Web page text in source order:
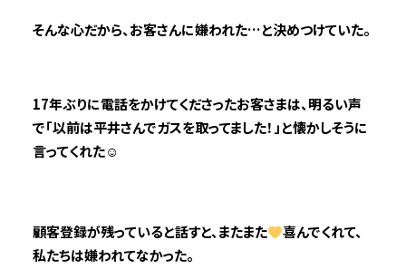
そんな心だから、お客さんに嫌われた…と決めつけていた。
17年ぶりに電話をかけてくださったお客さまは、明るい声
で「以前は平井さんでガスを取ってました！」と懐かしそうに
言ってくれた☺
顧客登録が残っていると話すと、またまた
喜んでくれて、
私たちは嫌われてなかった。